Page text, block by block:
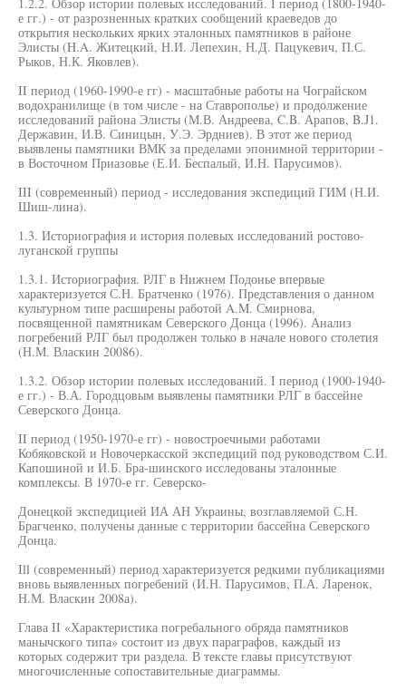
е гг.) - от разрозненных кратких сообщений краеведов до
открытия нескольких ярких эталонных памятников в районе
Элисты (H.A. Житецкий, Н.И. Лепехин, Н.Д. Пацукевич, П.С.
Рыков, Н.К. Яковлев).
II период (1960-1990-е гг) - масштабные работы на Чограйском
водохранилище (в том числе - на Ставрополье) и продолжение
исследований района Элисты (М.В. Андреева, C.B. Арапов, B.J1.
Державин, И.В. Синицын, У.Э. Эрдниев). В этот же период
выявлены памятники ВМК за пределами эпонимной территории -
в Восточном Приазовье (Е.И. Беспалый, И.Н. Парусимов).
III (современный) период - исследования экспедиций ГИМ (Н.И.
Шиш-лина).
1.3. Историография и история полевых исследований ростово-
луганской группы
1.3.1. Историография. РЛГ в Нижнем Подонье впервые
характеризуется С.Н. Братченко (1976). Представления о данном
культурном типе расширены работой A.M. Смирнова,
посвященной памятникам Северского Донца (1996). Анализ
погребений РЛГ был продолжен только в начале нового столетия
(Н.М. Власкин 20086).
1.3.2. Обзор истории полевых исследований. I период (1900-1940-
е гг.) - В.А. Городцовым выявлены памятники РЛГ в бассейне
Северского Донца.
II период (1950-1970-е гг) - новостроечными работами
Кобяковской и Новочеркасской экспедиций под руководством С.И.
Капошиной и И.Б. Бра-шинского исследованы эталонные
комплексы. В 1970-е гг. Северско-
Донецкой экспедицией ИА АН Украины, возглавляемой С.Н.
Брагченко, получены данные с территории бассейна Северского
Донца.
Ill (современный) период характеризуется редкими публикациями
вновь выявленных погребений (И.Н. Парусимов, П.А. Ларенок,
Н.М. Власкин 2008а).
Глава II «Характеристика погребального обряда памятников
манычского типа» состоит из двух параграфов, каждый из
которых содержит три раздела. В тексте главы присутствуют
многочисленные сопоставительные диаграммы.